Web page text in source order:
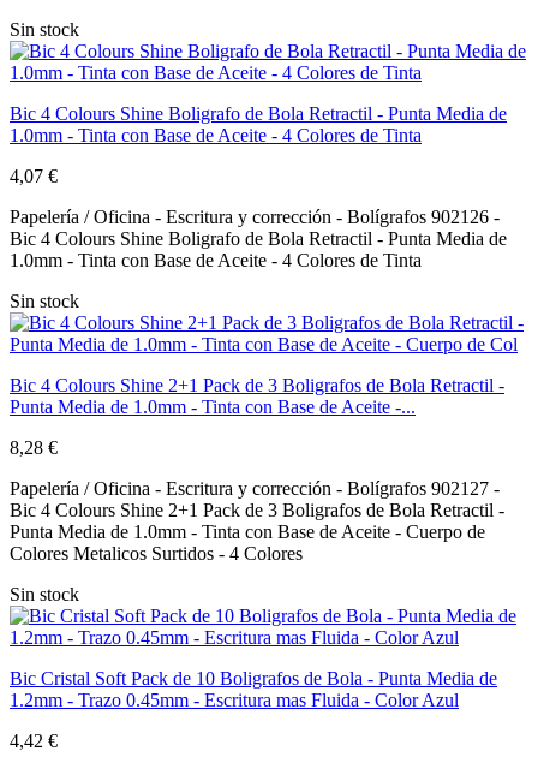
Sin stock
Bic 4 Colours Shine Boligrafo de Bola Retractil - Punta Media de
1.0mm - Tinta con Base de Aceite - 4 Colores de Tinta
4,07 €
Papelería / Oficina - Escritura y corrección - Bolígrafos 902126 -
Bic 4 Colours Shine Boligrafo de Bola Retractil - Punta Media de
1.0mm - Tinta con Base de Aceite - 4 Colores de Tinta
Sin stock
Bic 4 Colours Shine 2+1 Pack de 3 Boligrafos de Bola Retractil -
Punta Media de 1.0mm - Tinta con Base de Aceite -...
8,28 €
Papelería / Oficina - Escritura y corrección - Bolígrafos 902127 -
Bic 4 Colours Shine 2+1 Pack de 3 Boligrafos de Bola Retractil -
Punta Media de 1.0mm - Tinta con Base de Aceite - Cuerpo de
Colores Metalicos Surtidos - 4 Colores
Sin stock
Bic Cristal Soft Pack de 10 Boligrafos de Bola - Punta Media de
1.2mm - Trazo 0.45mm - Escritura mas Fluida - Color Azul
4,42 €